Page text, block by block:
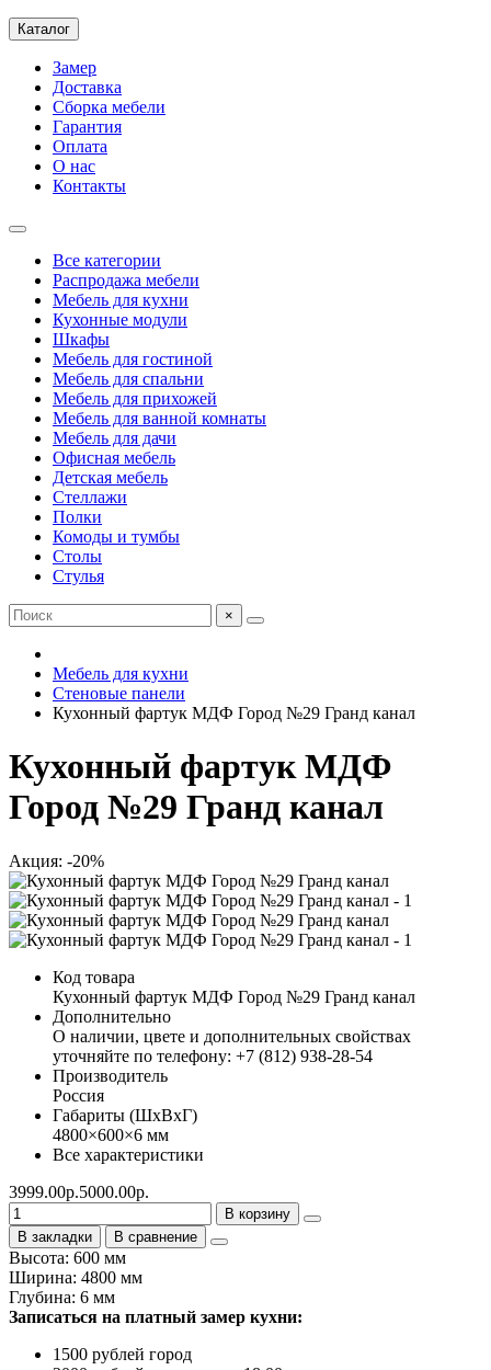
Каталог
Замер
Доставка
Сборка мебели
Гарантия
Оплата
О нас
Контакты
Все категории
Распродажа мебели
Мебель для кухни
Кухонные модули
Шкафы
Мебель для гостиной
Мебель для спальни
Мебель для прихожей
Мебель для ванной комнаты
Мебель для дачи
Офисная мебель
Детская мебель
Стеллажи
Полки
Комоды и тумбы
Столы
Стулья
×
Мебель для кухни
Стеновые панели
Кухонный фартук МДФ Город №29 Гранд канал
Кухонный фартук МДФ
Город №29 Гранд канал
Акция: -20%
Код товара
Кухонный фартук МДФ Город №29 Гранд канал
Дополнительно
О наличии, цвете и дополнительных свойствах
уточняйте по телефону: +7 (812) 938-28-54
Производитель
Россия
Габариты (ШхВхГ)
4800×600×6 мм
Все характеристики
3999.00р.5000.00р.
В корзину
В закладки
В сравнение
Высота: 600 мм
Ширина: 4800 мм
Глубина: 6 мм
Записаться на платный замер кухни:
1500 рублей город